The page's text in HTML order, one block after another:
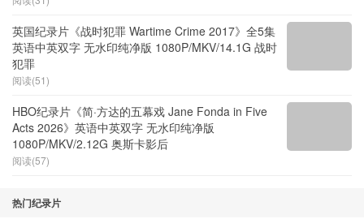
英国纪录片《战时犯罪 Wartime Crime 2017》全5集
英语中英双字 无水印纯净版 1080P/MKV/14.1G 战时
犯罪
阅读(51)
HBO纪录片《简·方达的五幕戏 Jane Fonda in Five
Acts 2026》英语中英双字 无水印纯净版
1080P/MKV/2.12G 奥斯卡影后
阅读(57)
热门纪录片